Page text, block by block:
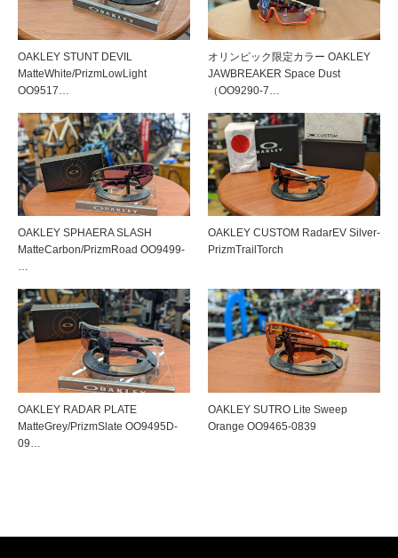
OAKLEY STUNT DEVIL
MatteWhite/PrizmLowLight
OO9517…
オリンピック限定カラー OAKLEY
JAWBREAKER Space Dust
（OO9290-7…
OAKLEY SPHAERA SLASH
MatteCarbon/PrizmRoad OO9499-
…
OAKLEY CUSTOM RadarEV Silver-
PrizmTrailTorch
OAKLEY RADAR PLATE
MatteGrey/PrizmSlate OO9495D-
09…
OAKLEY SUTRO Lite Sweep
Orange OO9465-0839